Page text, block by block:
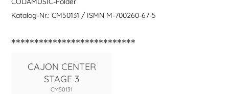
Katalog-Nr.: CM50131 / ISMN M-700260-67-5
***************************
CAJON CENTER
STAGE 3
CM50131